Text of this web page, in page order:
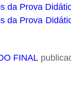
da Prova
da Prova
FINAL